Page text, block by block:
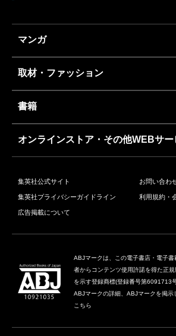
マンガ
取材・ファッション
書籍
オンラインストア・その他WEBサー
集英社公式サイト お問い合わ
集英社プライバシーガイドライン 利用規約・
広告掲載について
ABJマークは、この電子書店・電子
者からコンテンツ使用許諾を得た正
を示す登録商標(登録番号第6091713号
ABJマークの詳細、ABJマークを掲示
こちら